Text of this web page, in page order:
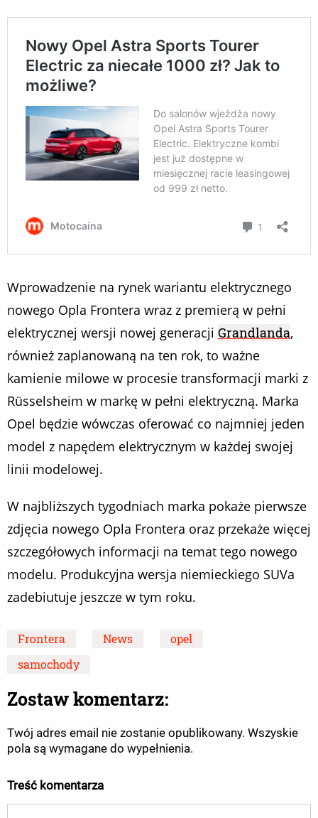
Wprowadzenie na rynek wariantu elektrycznego
nowego Opla Frontera wraz z premierą w pełni
elektrycznej wersji nowej generacji Grandlanda,
również zaplanowaną na ten rok, to ważne
kamienie milowe w procesie transformacji marki z
Rüsselsheim w markę w pełni elektryczną. Marka
Opel będzie wówczas oferować co najmniej jeden
model z napędem elektrycznym w każdej swojej
linii modelowej.
W najbliższych tygodniach marka pokaże pierwsze
zdjęcia nowego Opla Frontera oraz przekaże więcej
szczegółowych informacji na temat tego nowego
modelu. Produkcyjna wersja niemieckiego SUVa
zadebiutuje jeszcze w tym roku.
Frontera News
opel
samochody
Zostaw komentarz:
Twój adres email nie zostanie opublikowany. Wszyskie
pola są wymagane do wypełnienia.
Treść komentarza